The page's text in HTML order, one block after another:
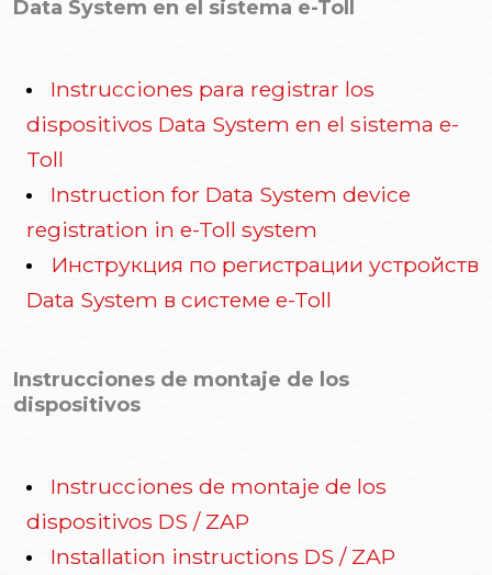
Data System en el sistema e-Toll
Instrucciones para registrar los
dispositivos Data System en el sistema e-
Toll
Instruction for Data System device
registration in e-Toll system
Инструкция по регистрации устройств
Data System в системе e-Toll
Instrucciones de montaje de los
dispositivos
Instrucciones de montaje de los
dispositivos DS / ZAP
Installation instructions DS / ZAP